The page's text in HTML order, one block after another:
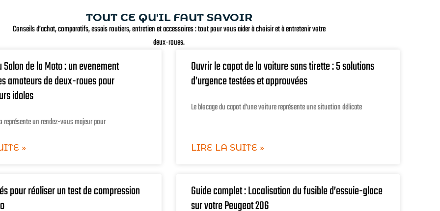
TOUT CE QU'IL FAUT SAVOIR
Conseils d’achat, comparatifs, essais routiers, entretien et accessoires : tout pour vous aider à choisir et à entretenir votre
deux-roues.
Salon de la Moto : un evenement
amateurs de deux-roues pour
idoles
représente un rendez-vous majeur pour
»
Ouvrir le capot de la voiture sans tirette : 5 solutions
d’urgence testées et approuvées
Le blocage du capot d'une voiture représente une situation délicate
LIRE LA SUITE »
pour réaliser un test de compression
Guide complet : Localisation du fusible d’essuie-glace
sur votre Peugeot 206